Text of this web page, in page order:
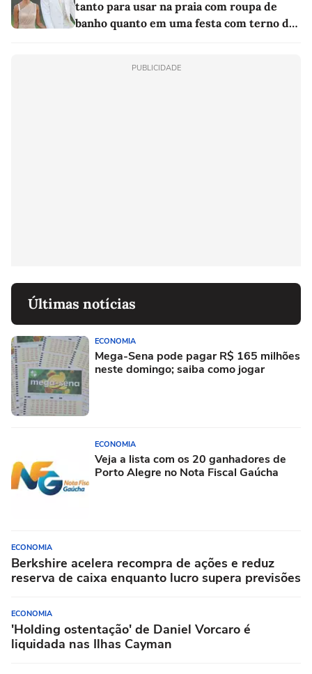
tanto para usar na praia com roupa de
banho quanto em uma festa com terno de
PUBLICIDADE
Últimas notícias
ECONOMIA
Mega-Sena pode pagar R$ 165 milhões
neste domingo; saiba como jogar
ECONOMIA
Veja a lista com os 20 ganhadores de
Porto Alegre no Nota Fiscal Gaúcha
ECONOMIA
Berkshire acelera recompra de ações e reduz
reserva de caixa enquanto lucro supera previsões
ECONOMIA
'Holding ostentação' de Daniel Vorcaro é
liquidada nas Ilhas Cayman